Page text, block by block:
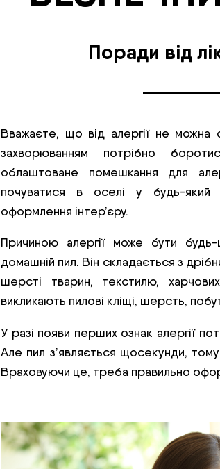
Поради від
Вважаєте, що від алергії не можна
захворюванням потрібно
облаштоване помешкання для
почуватися в оселі у будь-який
оформлення інтер’єру.
Причиною алергії може бути
домашній пил. Він складається з
шерсті тварин, текстилю,
викликають пилові кліщі, шерсть,
У разі появи перших ознак алергії
Але пил з’являється щосекунди,
Враховуючи це, треба правильно